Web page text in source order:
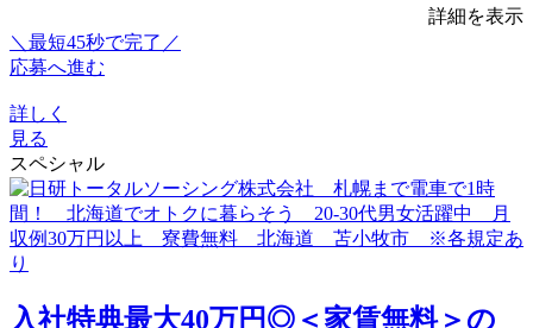
詳細を表示
＼最短45秒で完了／
応募へ進む
詳しく
見る
スペシャル
入社特典最大40万円◎＜家賃無料＞の